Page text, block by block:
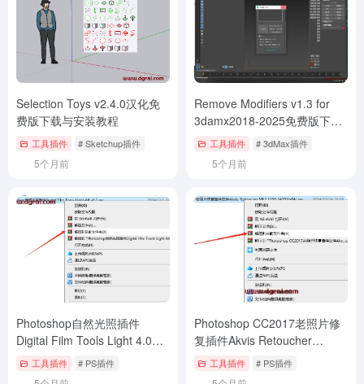
Selection Toys v2.4.0汉化免
费版下载与安装教程
工具插件 # Sketchup插件
5个月前
Remove Modifiers v1.3 for
3damx2018-2025免费版下载
与安装教程
工具插件 # 3dMax插件
5个月前
Photoshop自然光照插件
Digital Film Tools Light 4.0
v6.1下载与安装教程
工具插件 # PS插件
Photoshop CC2017老照片修
复插件Akvis Retoucher
V8.1.1156.14151下载与安装
工具插件 # PS插件